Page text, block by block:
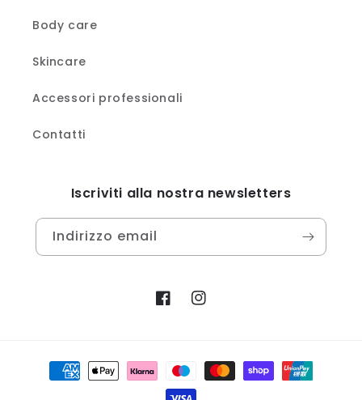
Body care
Skincare
Accessori professionali
Contatti
Iscriviti alla nostra newsletters
Indirizzo email
FacebookInstagram
Metodi